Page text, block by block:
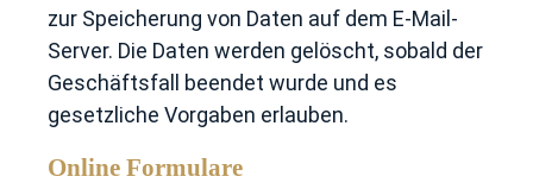
zur Speicherung von Daten auf dem E-Mail-
Server. Die Daten werden gelöscht, sobald der
Geschäftsfall beendet wurde und es
gesetzliche Vorgaben erlauben.
Online Formulare